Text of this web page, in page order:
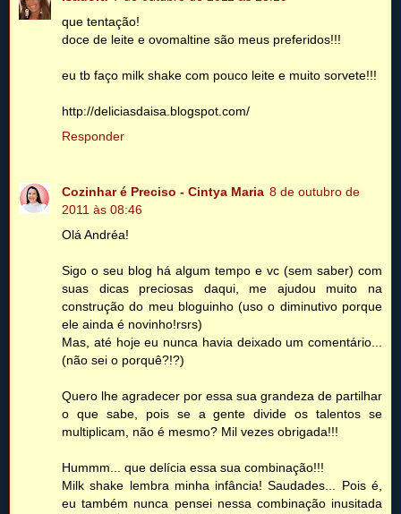
que tentação!
doce de leite e ovomaltine são meus preferidos!!!
eu tb faço milk shake com pouco leite e muito sorvete!!!
http://deliciasdaisa.blogspot.com/
Responder
Cozinhar é Preciso - Cintya Maria 8 de outubro de
2011 às 08:46
Olá Andréa!
Sigo o seu blog há algum tempo e vc (sem saber) com
suas dicas preciosas daqui, me ajudou muito na
construção do meu bloguinho (uso o diminutivo porque
ele ainda é novinho!rsrs)
Mas, até hoje eu nunca havia deixado um comentário...
(não sei o porquê?!?)
Quero lhe agradecer por essa sua grandeza de partilhar
o que sabe, pois se a gente divide os talentos se
multiplicam, não é mesmo? Mil vezes obrigada!!!
Hummm... que delícia essa sua combinação!!!
Milk shake lembra minha infância! Saudades... Pois é,
eu também nunca pensei nessa combinação inusitada